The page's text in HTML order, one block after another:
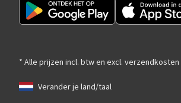
* Alle prijzen incl. btw en excl. verzendkosten
Verander je land/taal